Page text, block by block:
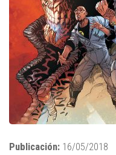
Publicación: 16/05/2018